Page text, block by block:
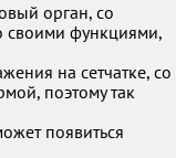
орган, со
своими функциями,
на сетчатке, со
поэтому так
появиться